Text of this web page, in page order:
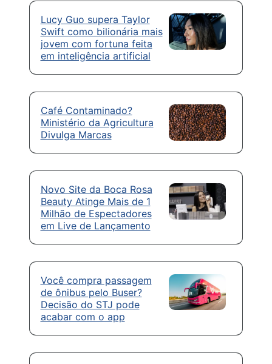
Lucy Guo supera Taylor
Swift como bilionária mais
jovem com fortuna feita
em inteligência artificial
Café Contaminado?
Ministério da Agricultura
Divulga Marcas
Novo Site da Boca Rosa
Beauty Atinge Mais de 1
Milhão de Espectadores
em Live de Lançamento
Você compra passagem
de ônibus pelo Buser?
Decisão do STJ pode
acabar com o app